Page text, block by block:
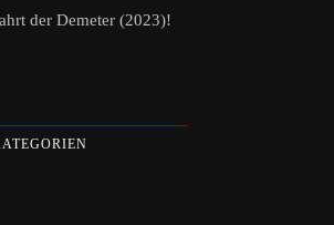
der Demeter (2023)!